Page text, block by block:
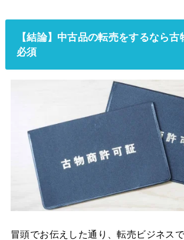
【結論】中古品の転売をするなら古
必須
冒頭でお伝えした通り、転売ビジネス